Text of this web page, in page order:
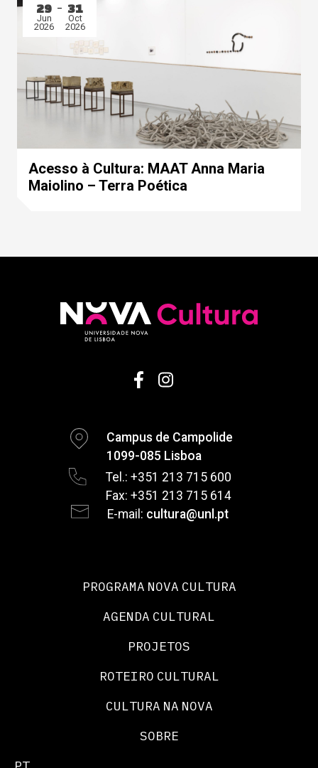
29
Jun
2026
31
Oct
2026
Acesso à Cultura: MAAT Anna Maria
Maiolino – Terra Poética
Campus de Campolide
1099-085 Lisboa
Tel.: +351 213 715 600
Fax: +351 213 715 614
E-mail: cultura@unl.pt
PROGRAMA NOVA CULTURA
AGENDA CULTURAL
PROJETOS
ROTEIRO CULTURAL
CULTURA NA NOVA
SOBRE